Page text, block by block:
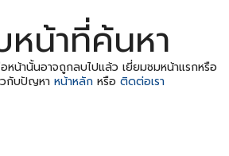
น้าที่ค้นหา
น้านั้นอาจถูกลบไปแล้ว เยี่ยมชมหน้าแรกหรือ
วกับปัญหา หน้าหลักหรือ ติดต่อเรา